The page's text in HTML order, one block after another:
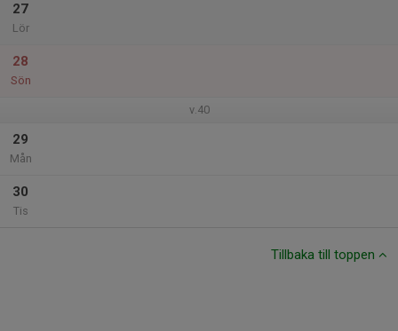
27
Lör
28
Sön
v.40
29
Mån
30
Tis
Tillbaka till toppen